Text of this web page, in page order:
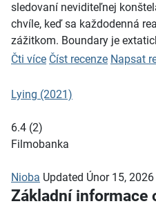
sledovaní neviditeľnej
chvíle, keď sa každodenná
zážitkom. Boundary je
Čti více Číst recenze Napsat
Lying (2021)
6.4 (2)
Filmobanka
Nioba Updated Únor 15, 2026
Základní informace